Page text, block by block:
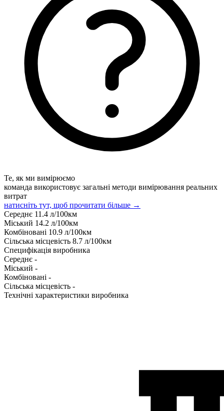
Те, як ми вимірюємо
команда використовує загальні методи вимірювання реальних
витрат
натисніть тут, щоб прочитати більше →
Середнє 11.4 л/100км
Міський 14.2 л/100км
Комбіновані 10.9 л/100км
Сільська місцевість 8.7 л/100км
Специфікація виробника
Середнє -
Міський -
Комбіновані -
Сільська місцевість -
Технічні характеристики виробника